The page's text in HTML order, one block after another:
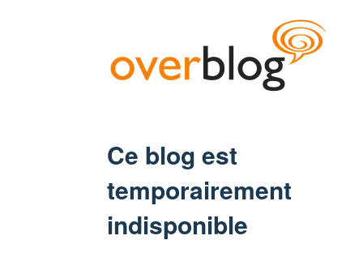
Ce blog est
temporairement
indisponible